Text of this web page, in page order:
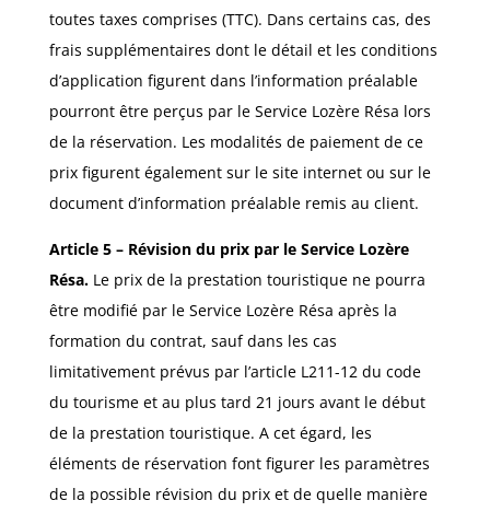
toutes taxes comprises (TTC). Dans certains cas, des
frais supplémentaires dont le détail et les conditions
d’application figurent dans l’information préalable
pourront être perçus par le Service Lozère Résa lors
de la réservation. Les modalités de paiement de ce
prix figurent également sur le site internet ou sur le
document d’information préalable remis au client.
Article 5 – Révision du prix par le Service Lozère
Résa. Le prix de la prestation touristique ne pourra
être modifié par le Service Lozère Résa après la
formation du contrat, sauf dans les cas
limitativement prévus par l’article L211-12 du code
du tourisme et au plus tard 21 jours avant le début
de la prestation touristique. A cet égard, les
éléments de réservation font figurer les paramètres
de la possible révision du prix et de quelle manière